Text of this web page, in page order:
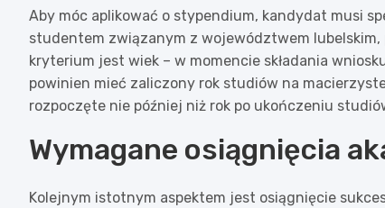
Aby móc aplikować o stypendium, kandydat musi
studentem związanym z województwem
kryterium jest wiek – w momencie składania
powinien mieć zaliczony rok studiów na
rozpoczęte nie później niż rok po ukończeniu
Wymagane osiągnięcia
Kolejnym istotnym aspektem jest osiągnięcie